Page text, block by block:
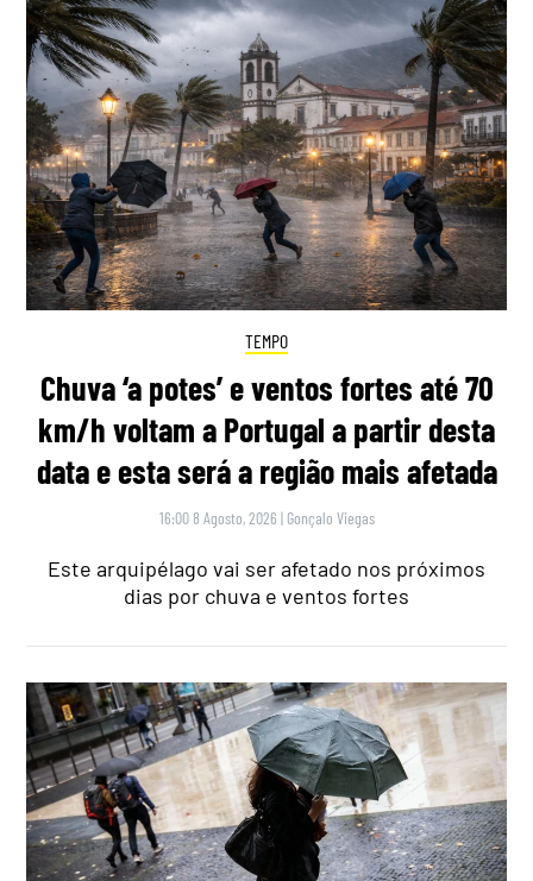
TEMPO
Chuva ‘a potes’ e ventos fortes até 70
km/h voltam a Portugal a partir desta
data e esta será a região mais afetada
16:00 8 Agosto, 2026 | Gonçalo Viegas
Este arquipélago vai ser afetado nos próximos
dias por chuva e ventos fortes